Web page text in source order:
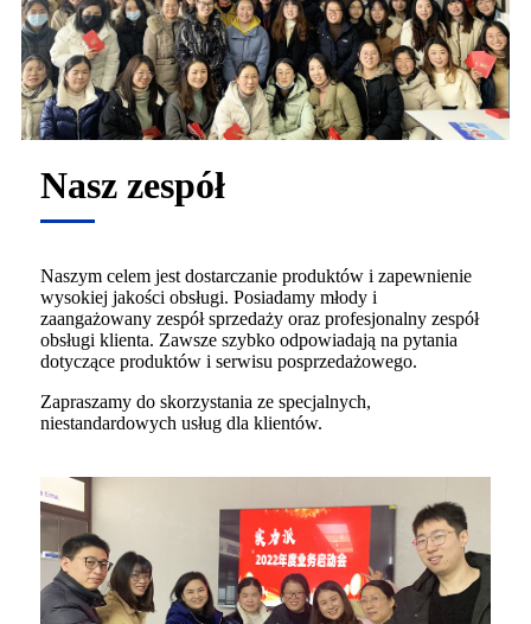
Nasz zespół
Naszym celem jest dostarczanie produktów i zapewnienie
wysokiej jakości obsługi. Posiadamy młody i
zaangażowany zespół sprzedaży oraz profesjonalny zespół
obsługi klienta. Zawsze szybko odpowiadają na pytania
dotyczące produktów i serwisu posprzedażowego.
Zapraszamy do skorzystania ze specjalnych,
niestandardowych usług dla klientów.